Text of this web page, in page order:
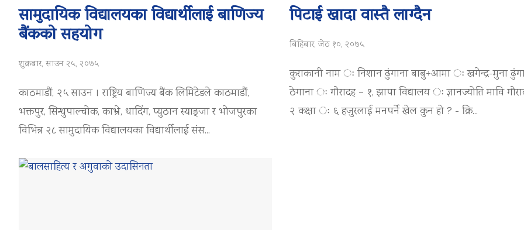
सामुदायिक विद्यालयका विद्यार्थीलाई बाणिज्य
बैंकको सहयोग
शुक्रबार, साउन २५, २०७५
काठमाडौं, २५ साउन । राष्ट्रिय बाणिज्य बैंक लिमिटेडले काठमाडौं,
भक्तपुर, सिन्धुपाल्चोक, काभ्रे, धादिंग, प्युठान स्याङ्जा र भोजपुरका
विभिन्न २८ सामुदायिक विद्यालयका विद्यार्थीलाई संस...
पिटाई खादा वास्तै लाग्दैन
बिहिबार, जेठ १०, २०७५
कुराकानी नाम ः निशान ढुंगाना बाबु÷आमा ः खगेन्द्र-मुना
ठेगाना ः गौरादह – १, झापा विद्यालय ः ज्ञानज्योति मावि
२ कक्षा ः ६ हजुरलाई मनपर्ने खेल कुन हो ? - क्रि...